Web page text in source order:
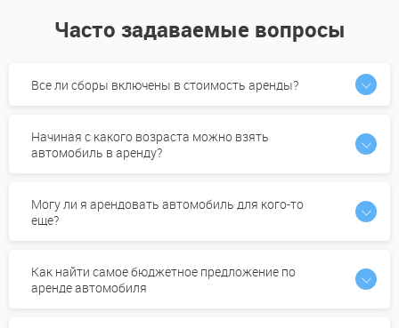
Часто задаваемые вопросы
Все ли сборы включены в стоимость аренды?
Начиная с какого возраста можно взять
автомобиль в аренду?
Могу ли я арендовать автомобиль для кого-то
еще?
Как найти самое бюджетное предложение по
аренде автомобиля